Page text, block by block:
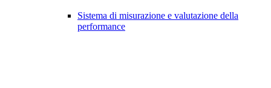
Sistema di misurazione e valutazione della
performance